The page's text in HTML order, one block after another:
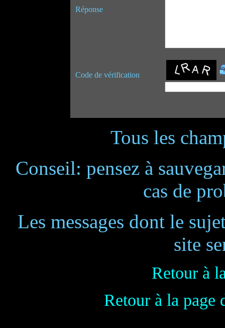
Réponse
Code de vérification
Tous les
Conseil: pensez à
cas de
Les messages dont le
site
Retour à
Retour à la page